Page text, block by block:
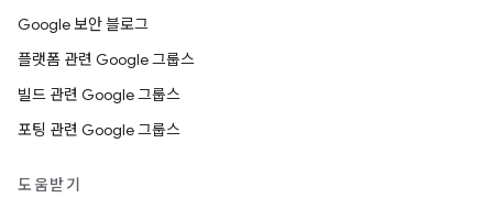
Google 보안 블로그
플랫폼 관련 Google 그룹스
빌드 관련 Google 그룹스
포팅 관련 Google 그룹스
도움받기